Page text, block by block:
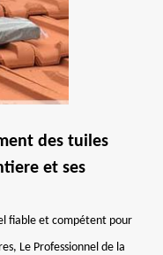
des tuiles
et ses
fiable et compétent pour
Le Professionnel de la